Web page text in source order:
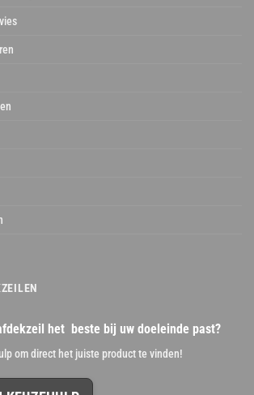
het beste bij uw doeleinde past?
om direct het juiste product te vinden!